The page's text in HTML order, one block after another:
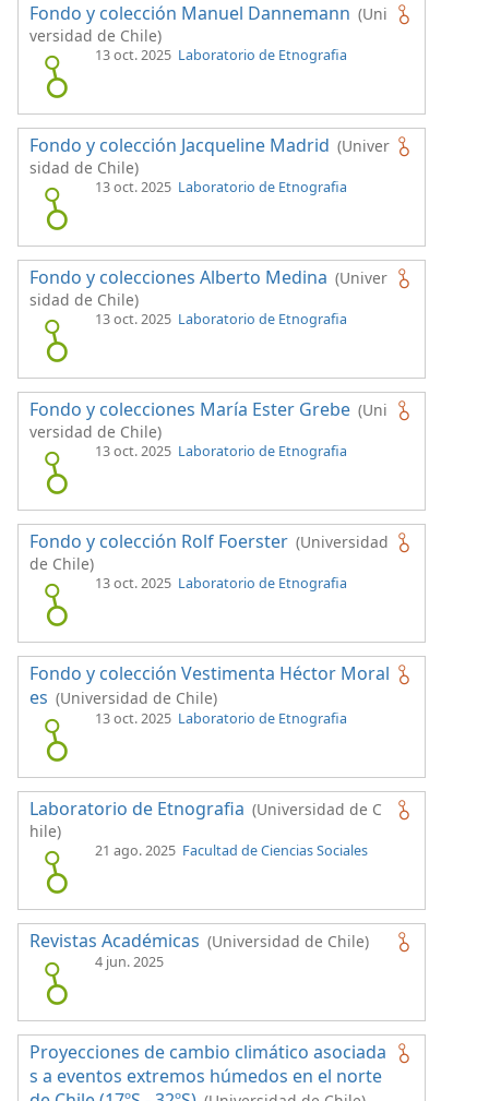
Fondo y colección Manuel Dannemann (Uni
versidad de Chile)
13 oct. 2025 Laboratorio de Etnografia
Fondo y colección Jacqueline Madrid (Univer
sidad de Chile)
13 oct. 2025 Laboratorio de Etnografia
Fondo y colecciones Alberto Medina (Univer
sidad de Chile)
13 oct. 2025 Laboratorio de Etnografia
Fondo y colecciones María Ester Grebe (Uni
versidad de Chile)
13 oct. 2025 Laboratorio de Etnografia
Fondo y colección Rolf Foerster (Universidad
de Chile)
13 oct. 2025 Laboratorio de Etnografia
Fondo y colección Vestimenta Héctor Moral
es (Universidad de Chile)
13 oct. 2025 Laboratorio de Etnografia
Laboratorio de Etnografia (Universidad de C
hile)
21 ago. 2025 Facultad de Ciencias Sociales
Revistas Académicas (Universidad de Chile)
4 jun. 2025
Proyecciones de cambio climático asociada
s a eventos extremos húmedos en el norte